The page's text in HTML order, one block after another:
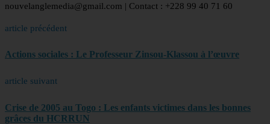
nouvelanglemedia@gmail.com | Contact : +228 99 40 71 60
article précédent
Actions sociales : Le Professeur Zinsou-Klassou à l’œuvre
article suivant
Crise de 2005 au Togo : Les enfants victimes dans les bonnes
grâces du HCRRUN